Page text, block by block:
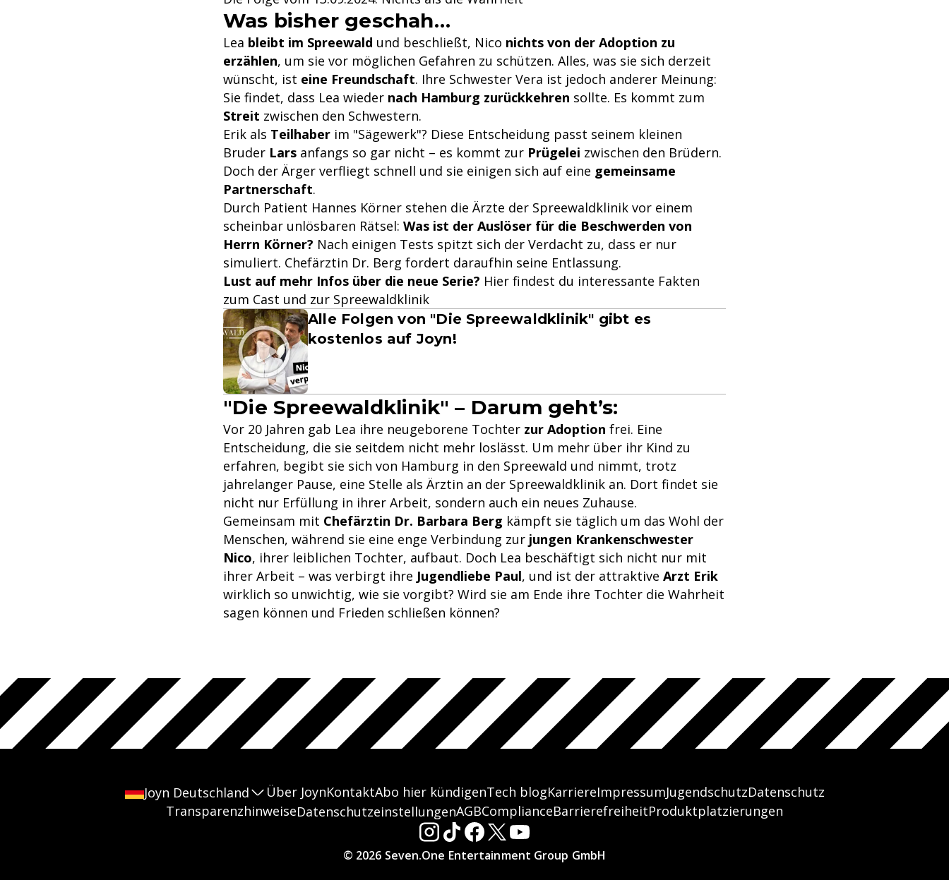
Was bisher geschah…
Lea bleibt im Spreewald und beschließt, Nico nichts von der Adoption zu
erzählen, um sie vor möglichen Gefahren zu schützen. Alles, was sie sich derzeit
wünscht, ist eine Freundschaft. Ihre Schwester Vera ist jedoch anderer Meinung:
Sie findet, dass Lea wieder nach Hamburg zurückkehren sollte. Es kommt zum
Streit zwischen den Schwestern.
Erik als Teilhaber im "Sägewerk"? Diese Entscheidung passt seinem kleinen
Bruder Lars anfangs so gar nicht – es kommt zur Prügelei zwischen den Brüdern.
Doch der Ärger verfliegt schnell und sie einigen sich auf eine gemeinsame
Partnerschaft.
Durch Patient Hannes Körner stehen die Ärzte der Spreewaldklinik vor einem
scheinbar unlösbaren Rätsel: Was ist der Auslöser für die Beschwerden von
Herrn Körner? Nach einigen Tests spitzt sich der Verdacht zu, dass er nur
simuliert. Chefärztin Dr. Berg fordert daraufhin seine Entlassung.
Lust auf mehr Infos über die neue Serie? Hier findest du interessante Fakten
zum Cast und zur Spreewaldklinik
Alle Folgen von "Die Spreewaldklinik" gibt es
kostenlos auf Joyn!
"Die Spreewaldklinik" – Darum geht’s:
Vor 20 Jahren gab Lea ihre neugeborene Tochter zur Adoption frei. Eine
Entscheidung, die sie seitdem nicht mehr loslässt. Um mehr über ihr Kind zu
erfahren, begibt sie sich von Hamburg in den Spreewald und nimmt, trotz
jahrelanger Pause, eine Stelle als Ärztin an der Spreewaldklinik an. Dort findet sie
nicht nur Erfüllung in ihrer Arbeit, sondern auch ein neues Zuhause.
Gemeinsam mit Chefärztin Dr. Barbara Berg kämpft sie täglich um das Wohl der
Menschen, während sie eine enge Verbindung zur jungen Krankenschwester
Nico, ihrer leiblichen Tochter, aufbaut. Doch Lea beschäftigt sich nicht nur mit
ihrer Arbeit – was verbirgt ihre Jugendliebe Paul, und ist der attraktive Arzt Erik
wirklich so unwichtig, wie sie vorgibt? Wird sie am Ende ihre Tochter die Wahrheit
sagen können und Frieden schließen können?
Joyn Deutschland Über JoynKontaktAbo hier kündigenTech blogKarriereImpressumJugendschutzDatenschutz
TransparenzhinweiseDatenschutzeinstellungenAGBComplianceBarrierefreiheitProduktplatzierungen
© 2026 Seven.One Entertainment Group GmbH